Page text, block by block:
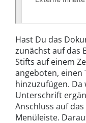
Hast Du das
zunächst auf das
Stifts auf einem
angeboten, einen
hinzuzufügen. Da
Unterschrift
Anschluss auf
Menüleiste.